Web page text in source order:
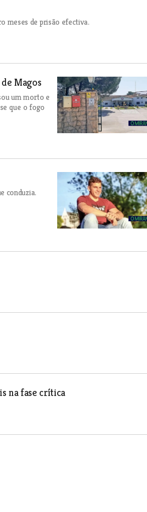
meses de prisão efectiva.
Magos
um morto e
que o fogo
conduzia.
na fase crítica